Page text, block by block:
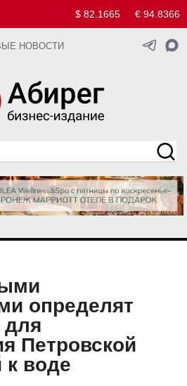
$ 82.1665 € 94.8366
НОВОСТИ
определят
для
Петровской
к воде